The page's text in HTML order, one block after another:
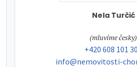
Nela Turčić
tel:
(mluvíme česky)
tel:
+420 608 101
e-mail:
info@nemovitosti-